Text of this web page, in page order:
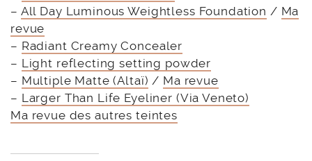
– All Day Luminous Weightless Foundation / Ma
revue
– Radiant Creamy Concealer
– Light reflecting setting powder
– Multiple Matte (Altaï) / Ma revue
– Larger Than Life Eyeliner (Via Veneto)
Ma revue des autres teintes